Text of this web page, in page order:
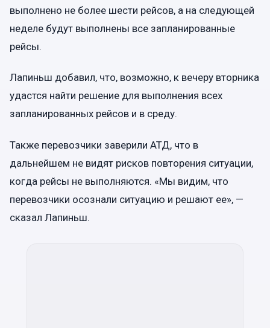
выполнено не более шести рейсов, а на следующей
неделе будут выполнены все запланированные
рейсы.
Лапиньш добавил, что, возможно, к вечеру вторника
удастся найти решение для выполнения всех
запланированных рейсов и в среду.
Также перевозчики заверили АТД, что в
дальнейшем не видят рисков повторения ситуации,
когда рейсы не выполняются. «Мы видим, что
перевозчики осознали ситуацию и решают ее», —
сказал Лапиньш.